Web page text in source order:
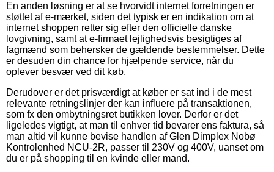
En anden løsning er at se hvorvidt internet forretningen er
støttet af e-mærket, siden det typisk er en indikation om at
internet shoppen retter sig efter den officielle danske
lovgivning, samt at e-firmaet lejlighedsvis besigtiges af
fagmænd som behersker de gældende bestemmelser. Dette
er desuden din chance for hjælpende service, når du
oplever besvær ved dit køb.
Derudover er det prisværdigt at køber er sat ind i de mest
relevante retningslinjer der kan influere på transaktionen,
som fx den ombytningsret butikken lover. Derfor er det
ligeledes vigtigt, at man til enhver tid bevarer ens faktura, så
man altid vil kunne bevise handlen af Glen Dimplex Nobø
Kontrolenhed NCU-2R, passer til 230V og 400V, uanset om
du er på shopping til en kvinde eller mand.